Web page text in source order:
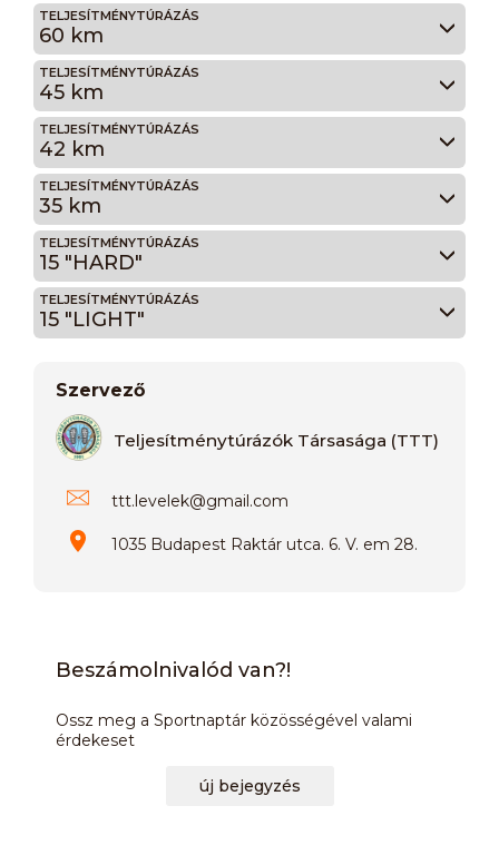
TELJESÍTMÉNYTÚRÁZÁS
60 km
TELJESÍTMÉNYTÚRÁZÁS
45 km
TELJESÍTMÉNYTÚRÁZÁS
42 km
TELJESÍTMÉNYTÚRÁZÁS
35 km
TELJESÍTMÉNYTÚRÁZÁS
15 "HARD"
TELJESÍTMÉNYTÚRÁZÁS
15 "LIGHT"
Szervező
Teljesítménytúrázók Társasága (TTT)
ttt.levelek@gmail.com
1035 Budapest Raktár utca. 6. V. em 28.
Beszámolnivalód van?!
Ossz meg a Sportnaptár közösségével valami
érdekeset
új bejegyzés